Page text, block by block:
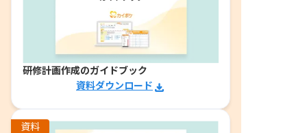
研修計画作成のガイドブック
資料ダウンロード
資料